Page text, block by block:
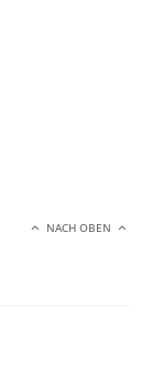
NACH OBEN